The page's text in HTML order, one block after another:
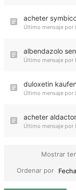
acheter
Último mensaje por
albendazolo
Último mensaje por
duloxetin
Último mensaje por
acheter
Último mensaje por
Mostrar
Ordenar por